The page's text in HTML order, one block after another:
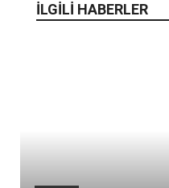
İLGİLİ HABERLER